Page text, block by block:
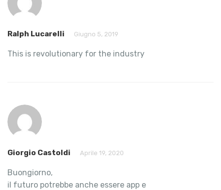
Ralph Lucarelli Giugno 5, 2019
This is revolutionary for the industry
Giorgio Castoldi Aprile 19, 2020
Buongiorno,
il futuro potrebbe anche essere app e